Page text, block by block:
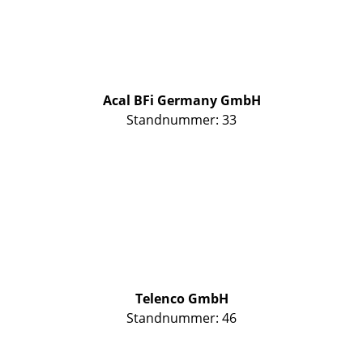
Acal BFi Germany GmbH
Standnummer: 33
Telenco GmbH
Standnummer: 46